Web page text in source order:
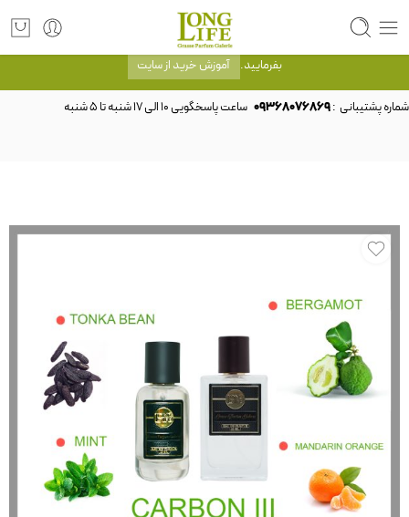
توجه! برند لانگ لایف رایحه های معروف را با شیشه و بسته بندی خود شرکت لانگ لایف
عرضه می کند.که با انتخاب حجم هر ادکلنی می توانید شیشه و بسته بندی را ملاحظه
بفرمایید. آموزش خرید از سایت
شماره پشتیبانی :09368076869